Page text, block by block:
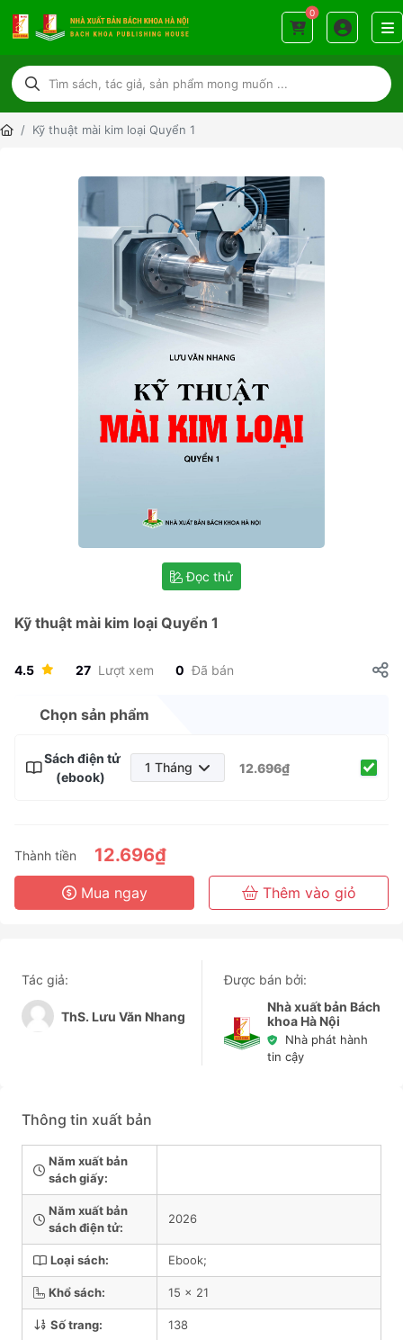
0
Kỹ thuật mài kim loại Quyển 1
Đọc thử
Kỹ thuật mài kim loại Quyển 1
4.5 27 Lượt xem 0 Đã bán
Chọn sản phẩm
Sách điện tử
(ebook)
1 Tháng
6 Tháng
3 Năm
12.696₫
Thành tiền 12.696₫
Mua ngay Thêm vào giỏ
Tác giả:
ThS. Lưu Văn Nhang
Được bán bởi:
Nhà xuất bản Bách
khoa Hà Nội
Nhà phát hành
tin cậy
Thông tin xuất bản
Năm xuất bản
sách giấy:
Năm xuất bản
sách điện tử:
2026
Loại sách: Ebook;
Khổ sách: 15 x 21
Số trang: 138